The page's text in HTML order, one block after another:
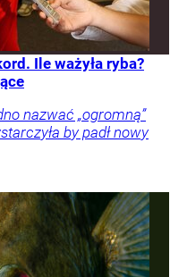
Ile ważyła ryba?
nazwać „ogromną”
by padł nowy